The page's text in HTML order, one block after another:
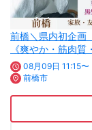
前橋＼県内初企画
《爽やか・筋肉
08月09日 11:15〜
前橋市